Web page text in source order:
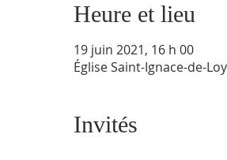
Heure et lieu
19 juin 2021, 16 h 00
Église Saint-Ignace-de-
Invités